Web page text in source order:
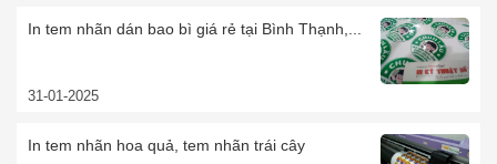
In tem nhãn dán bao bì giá rẻ tại Bình Thạnh,...
31-01-2025
In tem nhãn hoa quả, tem nhãn trái cây